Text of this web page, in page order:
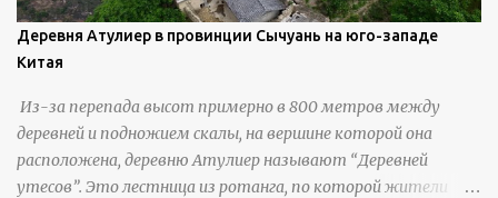
Деревня Атулиер в провинции Сычуань на юго-западе
Китая
Из-за перепада высот примерно в 800 метров между
деревней и подножием скалы, на вершине которой она
расположена, деревню Атулиер называют “Деревней
утесов”. Это лестница из ротанга, по которой жители